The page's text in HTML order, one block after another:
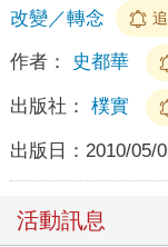
改變／轉念
作者： 史都華
出版社： 樸實
出版日： 2010/05/
活動訊息